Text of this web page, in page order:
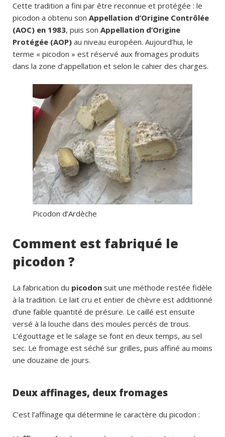
Cette tradition a fini par être reconnue et protégée : le
picodon a obtenu son Appellation d’Origine Contrôlée
(AOC) en 1983, puis son Appellation d’Origine
Protégée (AOP) au niveau européen. Aujourd’hui, le
terme « picodon » est réservé aux fromages produits
dans la zone d’appellation et selon le cahier des charges.
Picodon d’Ardèche
Comment est fabriqué le
picodon ?
La fabrication du picodon suit une méthode restée fidèle
à la tradition. Le lait cru et entier de chèvre est additionné
d’une faible quantité de présure. Le caillé est ensuite
versé à la louche dans des moules percés de trous.
L’égouttage et le salage se font en deux temps, au sel
sec. Le fromage est séché sur grilles, puis affiné au moins
une douzaine de jours.
Deux affinages, deux fromages
C’est l’affinage qui détermine le caractère du picodon :